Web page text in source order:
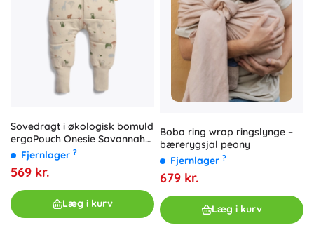
Sovedragt i økologisk bomuld
ergoPouch Onesie Savannah
6–12 måneder, 2,5 TOG
Fjernlager ?
569 kr.
Læg i kurv
Boba ring wrap ringslynge –
bærerygsjal peony
Fjernlager ?
679 kr.
Læg i kurv